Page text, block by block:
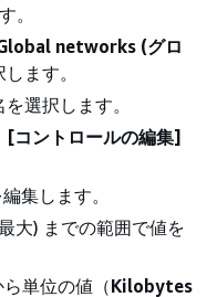
。
networks (グロ
ます。
選択します。
[コントロールの編集]
集します。
大) までの範囲で値を
単位の値（Kilobytes